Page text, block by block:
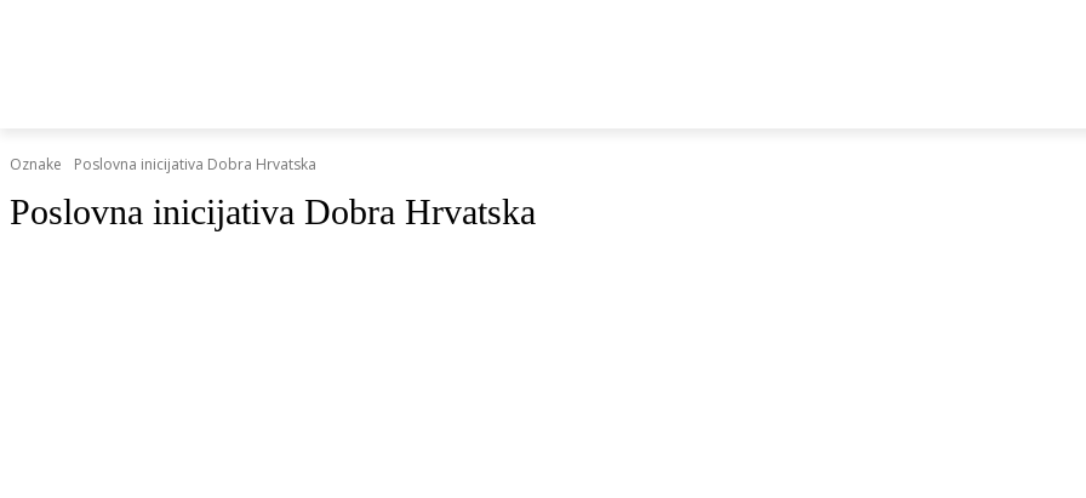
Oznake Poslovna inicijativa Dobra Hrvatska
Poslovna inicijativa Dobra Hrvatska